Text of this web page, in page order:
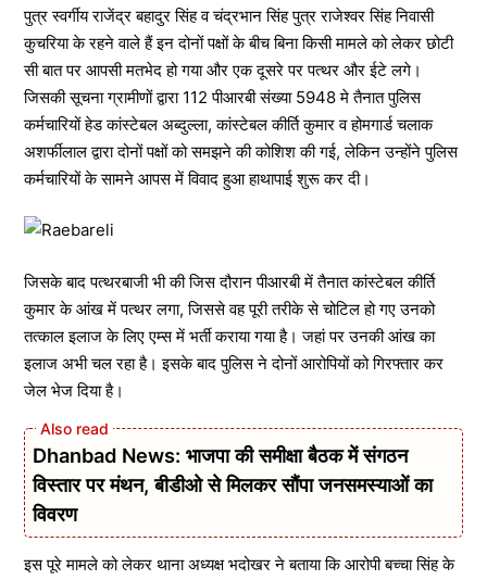
पुत्र स्वर्गीय राजेंद्र बहादुर सिंह व चंद्रभान सिंह पुत्र राजेश्वर सिंह निवासी
कुचरिया के रहने वाले हैं इन दोनों पक्षों के बीच बिना किसी मामले को लेकर छोटी
सी बात पर आपसी मतभेद हो गया और एक दूसरे पर पत्थर और ईटे लगे।
जिसकी सूचना ग्रामीणों द्वारा 112 पीआरबी संख्या 5948 मे तैनात पुलिस
कर्मचारियों हेड कांस्टेबल अब्दुल्ला, कांस्टेबल कीर्ति कुमार व होमगार्ड चलाक
अशर्फीलाल द्वारा दोनों पक्षों को समझने की कोशिश की गई, लेकिन उन्होंने पुलिस
कर्मचारियों के सामने आपस में विवाद हुआ हाथापाई शुरू कर दी।
जिसके बाद पत्थरबाजी भी की जिस दौरान पीआरबी में तैनात कांस्टेबल कीर्ति
कुमार के आंख में पत्थर लगा, जिससे वह पूरी तरीके से चोटिल हो गए उनको
तत्काल इलाज के लिए एम्स में भर्ती कराया गया है। जहां पर उनकी आंख का
इलाज अभी चल रहा है। इसके बाद पुलिस ने दोनों आरोपियों को गिरफ्तार कर
जेल भेज दिया है।
Dhanbad News: भाजपा की समीक्षा बैठक में संगठन
विस्तार पर मंथन, बीडीओ से मिलकर सौंपा जनसमस्याओं का
विवरण
इस पूरे मामले को लेकर थाना अध्यक्ष भदोखर ने बताया कि आरोपी बच्चा सिंह के